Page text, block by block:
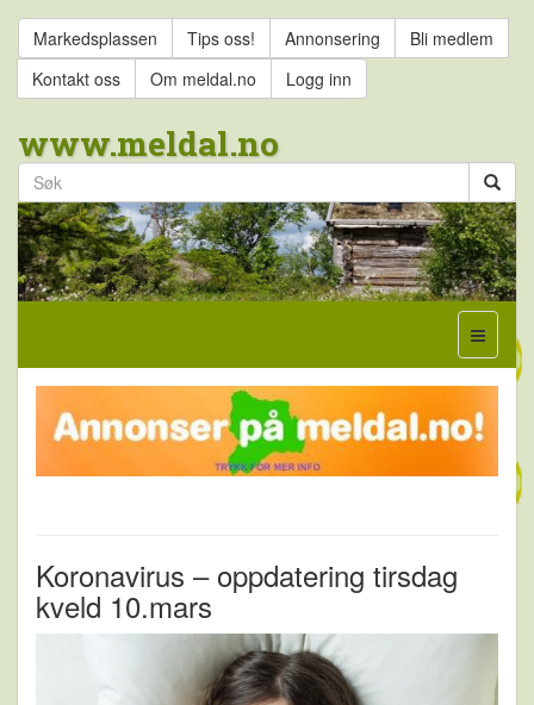
Markedsplassen Tips oss! Annonsering
Bli medlem
Kontakt oss
Om meldal.no Logg inn
www.meldal.no
Koronavirus – oppdatering tirsdag
kveld 10.mars